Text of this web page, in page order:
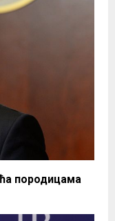
породицама